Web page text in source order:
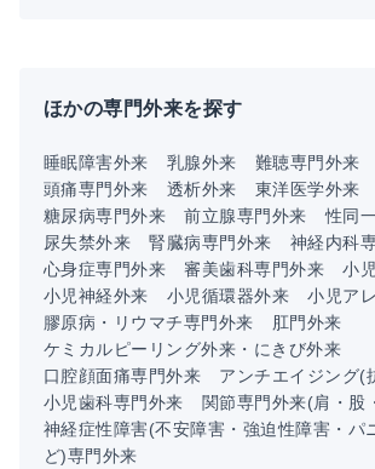
ほかの専門外来を探す
睡眠障害外来 乳腺外来 難聴専門外来
頭痛専門外来
透析外来
東洋医学外来
糖尿病専門外来
前立腺専門外来
性同
尿失禁外来
腎臓病専門外来
神経内科
心身症専門外来
審美歯科専門外来
小
小児神経外来
小児循環器外来
小児ア
膠原病・リウマチ専門外来
肛門外来
ケミカルピーリング外来・にきび外来
口腔顔面痛専門外来
アンチエイジング(
小児歯科専門外来
関節専門外来(肩・股
神経症性障害(不安障害・強迫性障害・パ
ど)専門外来